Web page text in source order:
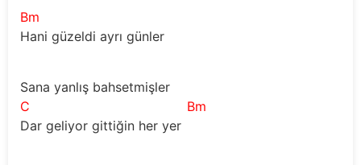
Bm
Hani güzeldi ayrı günler
Sana yanlış bahsetmişler
C
Bm
Dar geliyor gittiğin her yer